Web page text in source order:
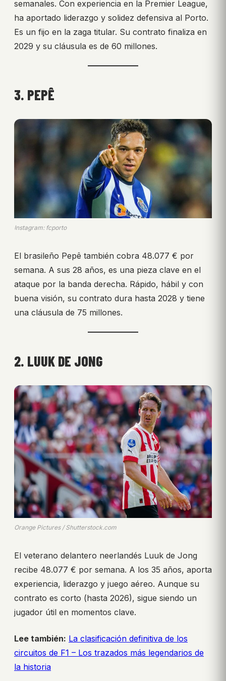
semanales. Con experiencia en la Premier League,
ha aportado liderazgo y solidez defensiva al Porto.
Es un fijo en la zaga titular. Su contrato finaliza en
2029 y su cláusula es de 60 millones.
3. PEPÊ
Instagram: fcporto
El brasileño Pepê también cobra 48.077 € por
semana. A sus 28 años, es una pieza clave en el
ataque por la banda derecha. Rápido, hábil y con
buena visión, su contrato dura hasta 2028 y tiene
una cláusula de 75 millones.
2. LUUK DE JONG
Orange Pictures / Shutterstock.com
El veterano delantero neerlandés Luuk de Jong
recibe 48.077 € por semana. A los 35 años, aporta
experiencia, liderazgo y juego aéreo. Aunque su
contrato es corto (hasta 2026), sigue siendo un
jugador útil en momentos clave.
Lee también: La clasificación definitiva de los
circuitos de F1 – Los trazados más legendarios de
la historia